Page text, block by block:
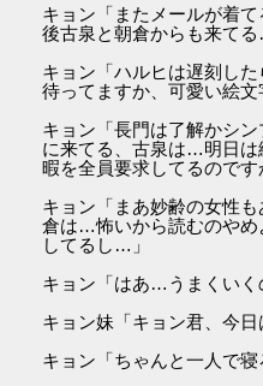
キョン「またメールが着
後古泉と朝倉からも来てる
キョン「ハルヒは遅刻し
待ってますか、可愛い絵文
キョン「長門は了解かシ
に来てる、古泉は…明日は
暇を全員要求してるのです
キョン「まあ妙齢の女性
倉は…怖いから読むのや
してるし…」
キョン「はあ…うまくいく
キョン妹「キョン君、今日
キョン「ちゃんと一人で寝